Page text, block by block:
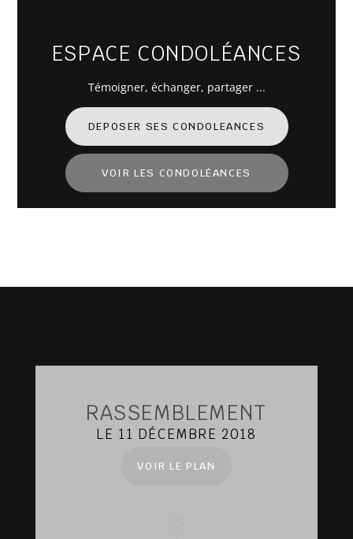
ESPACE CONDOLÉANCES
Témoigner, échanger, partager ...
DEPOSER SES CONDOLEANCES
VOIR LES CONDOLÉANCES
RASSEMBLEMENT
LE 11 DÉCEMBRE 2018
VOIR LE PLAN